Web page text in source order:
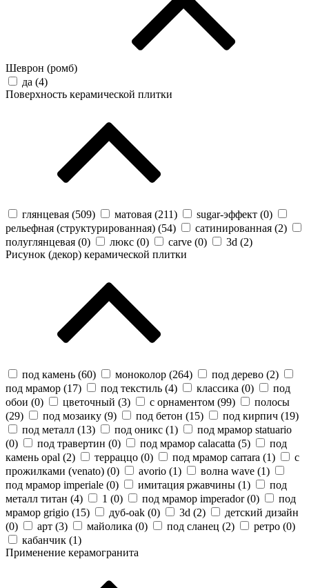
Шеврон (ромб)
да (4)
Поверхность керамической плитки
глянцевая (509) матовая (211) sugar-эффект (0)
рельефная (структурированная) (54) сатинированная (2)
полуглянцевая (0) люкс (0) carve (0) 3d (2)
Рисунок (декор) керамической плитки
под камень (60) моноколор (264) под дерево (2)
под мрамор (17) под текстиль (4) классика (0)
под
обои (0) цветочный (3) с орнаментом (99)
полосы
(29) под мозаику (9) под бетон (15) под кирпич (19)
под металл (13) под оникс (1)
под мрамор statuario
(0) под травертин (0) под мрамор calacatta (5)
под
камень opal (2) терраццо (0) под мрамор carrara (1)
с
прожилками (venato) (0) avorio (1) волна wave (1)
под мрамор imperiale (0) имитация ржавчины (1)
под
металл титан (4) 1 (0) под мрамор imperador (0)
под
мрамор grigio (15) дуб-oak (0) 3d (2)
детский дизайн
(0) арт (3) майолика (0) под сланец (2) ретро (0)
кабанчик (1)
Применение керамогранита